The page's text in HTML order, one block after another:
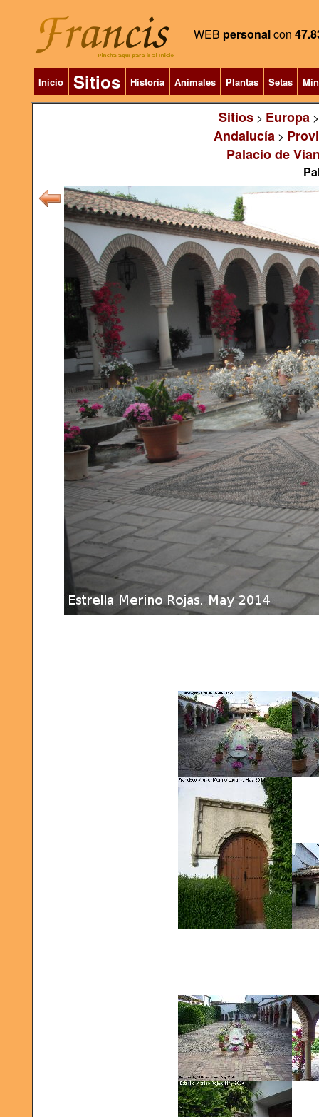
WEB personalcon
Inicio Sitios Historia Animales Plantas Setas
Sitios> Europa
Andalucía >
Palacio de